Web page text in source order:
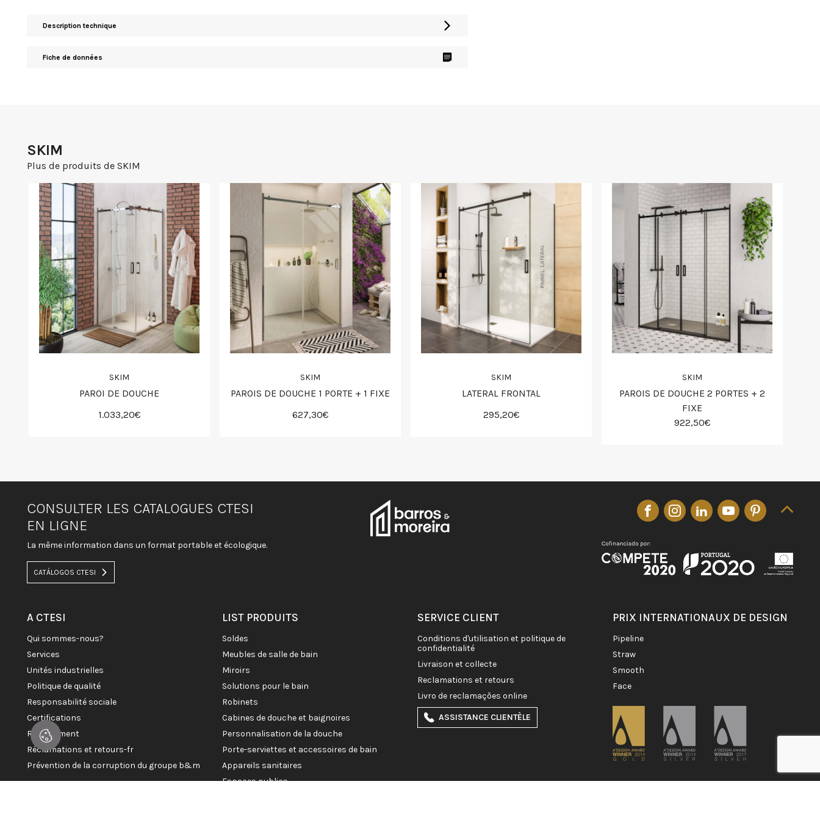
Description technique
Fiche de données
SKIM
Plus de produits de SKIM
SKIM
PAROI DE DOUCHE
1.033,20€
SKIM
PAROIS DE DOUCHE 1 PORTE + 1 FIXE
627,30€
SKIM
LATERAL FRONTAL
295,20€
SKIM
PAROIS DE DOUCHE 2 PORTES + 2
FIXE
922,50€
CONSULTER LES CATALOGUES CTESI
EN LIGNE
La même information dans un format portable et écologique.
CATÁLOGOS CTESI
A CTESI
qui sommes-nous?
services
unités industrielles
politique de qualité
responsabilité sociale
certifications
recrutement
réclamations et retours-fr
prévention de la corruption du groupe b&m
LIST PRODUITS
soldes
meubles de salle de bain
miroirs
solutions pour le bain
robinets
cabines de douche et baignoires
personnalisation de la douche
porte-serviettes et accessoires de bain
appareils sanitaires
espaces publics
SERVICE CLIENT
conditions d'utilisation et politique de
confidentialité
livraison et collecte
reclamations et retours
livro de reclamações online
ASSISTANCE CLIENTÈLE
PRIX INTERNATIONAUX DE DESIGN
pipeline
straw
smooth
face